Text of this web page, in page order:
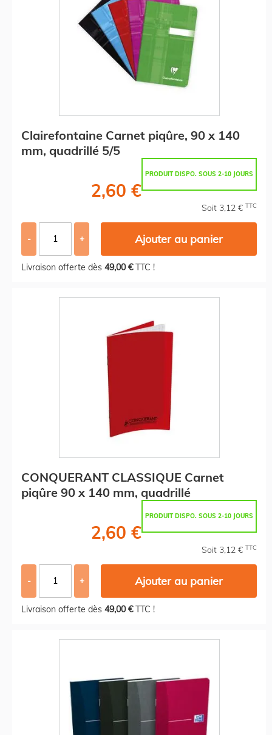
Clairefontaine Carnet piqûre, 90 x 140
mm, quadrillé 5/5
PRODUIT DISPO. SOUS 2-10 JOURS
2,60 €
Soit 3,12 € TTC
- + Ajouter au panier
Livraison offerte dès 49,00 €TTC !
CONQUERANT CLASSIQUE Carnet
piqûre 90 x 140 mm, quadrillé
PRODUIT DISPO. SOUS 2-10 JOURS
2,60 €
Soit 3,12 € TTC
- + Ajouter au panier
Livraison offerte dès 49,00 €TTC !